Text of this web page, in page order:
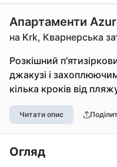
Апартаменти
на Krk, Кварнерська
Розкішний
джакузі і
кілька кроків від
Читати опис
Огляд